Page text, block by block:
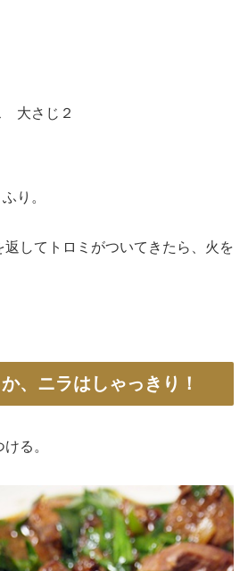
大さじ２
り。
返してトロミがついてきたら、火を
、ニラはしゃっきり！
る。